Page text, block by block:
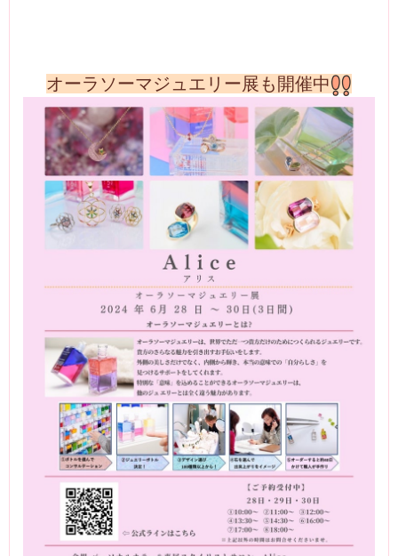
オーラソーマジュエリー展も開催中